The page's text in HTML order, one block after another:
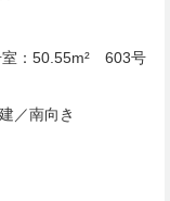
：50.55m² 603号
／南向き